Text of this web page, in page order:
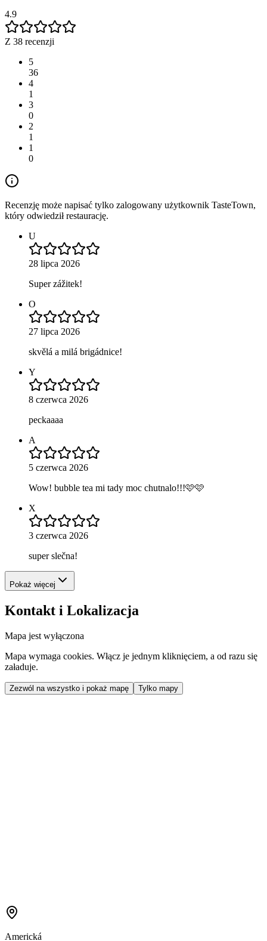
4.9
Z 38 recenzji
5
36
4
1
3
0
2
1
1
0
Recenzję może napisać tylko zalogowany użytkownik TasteTown,
który odwiedził restaurację.
U
28 lipca 2026
Super zážitek!
O
27 lipca 2026
skvělá a milá brigádnice!
Y
8 czerwca 2026
peckaaaa
A
5 czerwca 2026
Wow! bubble tea mi tady moc chutnalo!!!🩷🩷
X
3 czerwca 2026
super slečna!
Pokaż więcej
Kontakt i Lokalizacja
Mapa jest wyłączona
Mapa wymaga cookies. Włącz je jednym kliknięciem, a od razu się
załaduje.
Zezwól na wszystko i pokaż mapę Tylko mapy
Americká